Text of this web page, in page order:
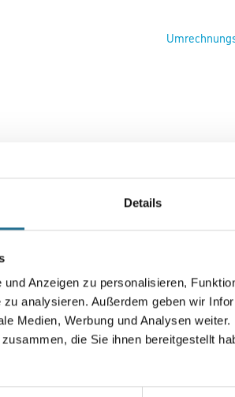
Details
Anzeigen zu personalisieren,
analysieren. Außerdem geben wir
Medien, Werbung und Analysen
die Sie ihnen bereitgestellt